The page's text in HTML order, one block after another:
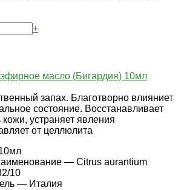
+
эфирное масло (Бигардия) 10мл
запах. Благотворно влияниет
состояние. Восстанавливает
кожи, устраняет явления
от целлюлита
— Citrus aurantium
10
— Италия